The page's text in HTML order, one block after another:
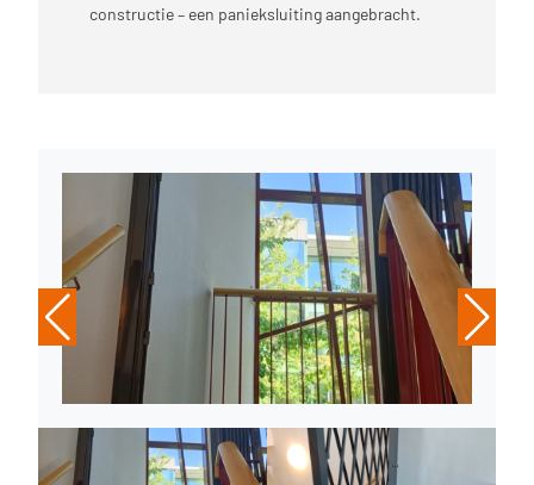
constructie – een panieksluiting aangebracht.